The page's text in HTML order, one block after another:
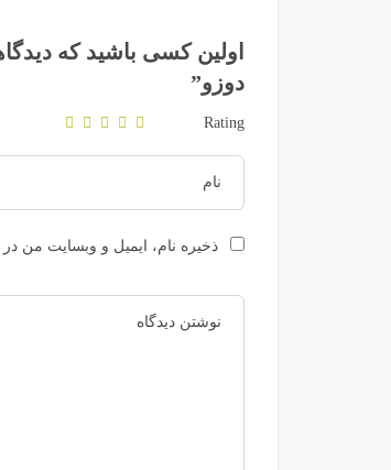
اولین کسی باشید که
دوزو”
Rating
ذخیره نام، ایمیل و وبسایت من